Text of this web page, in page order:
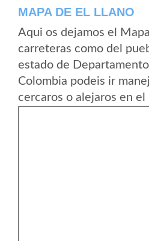
MAPA DE EL LLANO
Aqui os dejamos el
carreteras como del
estado de
Colombia podeis ir
cercaros o alejaros en el